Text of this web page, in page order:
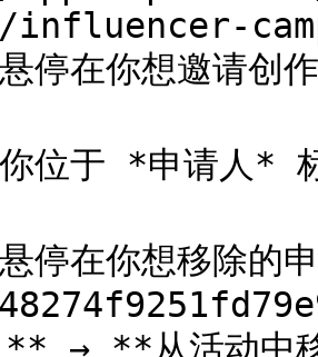
influencer-
停在你想邀请创
位于 *申请人*
停在你想移除的
→ **从活动中